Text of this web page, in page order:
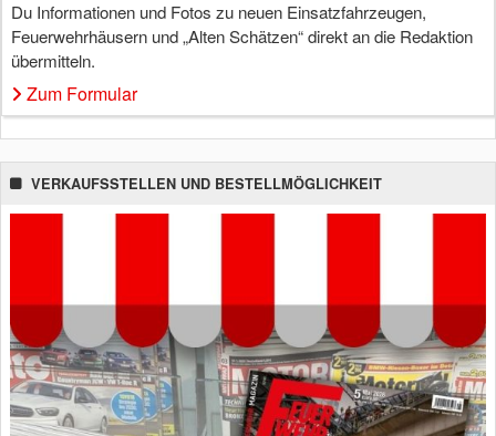
Du Informationen und Fotos zu neuen Einsatzfahrzeugen,
Feuerwehrhäusern und „Alten Schätzen“ direkt an die Redaktion
übermitteln.
Zum Formular
VERKAUFSSTELLEN UND BESTELLMÖGLICHKEIT